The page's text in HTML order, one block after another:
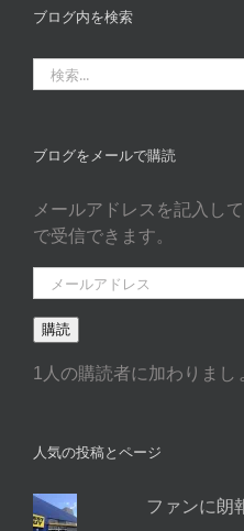
カ
ゴ
リ
ブログ内を検索
索
ブログをメールで購読
メールアドレスを記入し
で受信できます。
ー
ル
ド
購読
1人の購読者に加わりまし
人気の投稿とページ
ファンに朗